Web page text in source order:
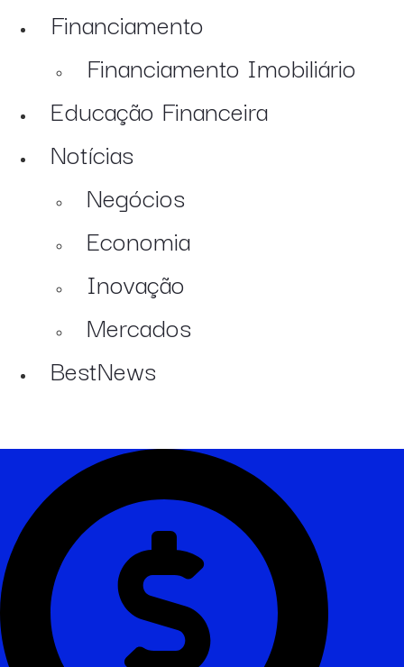
Financiamento
Financiamento Imobiliário
Educação Financeira
Notícias
Negócios
Economia
Inovação
Mercados
BestNews